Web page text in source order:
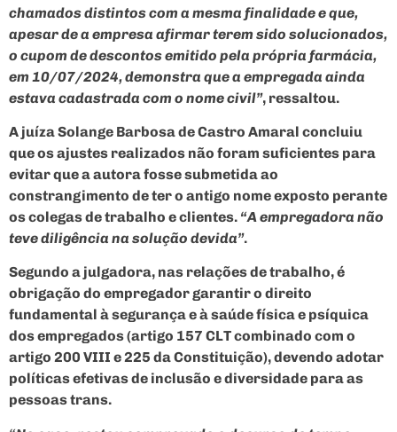
chamados distintos com a mesma finalidade e que,
apesar de a empresa afirmar terem sido solucionados,
o cupom de descontos emitido pela própria farmácia,
em 10/07/2024, demonstra que a empregada ainda
estava cadastrada com o nome civil”, ressaltou.
A juíza Solange Barbosa de Castro Amaral concluiu
que os ajustes realizados não foram suficientes para
evitar que a autora fosse submetida ao
constrangimento de ter o antigo nome exposto perante
os colegas de trabalho e clientes. “A empregadora não
teve diligência na solução devida”.
Segundo a julgadora, nas relações de trabalho, é
obrigação do empregador garantir o direito
fundamental à segurança e à saúde física e psíquica
dos empregados (artigo 157 CLT combinado com o
artigo 200 VIII e 225 da Constituição), devendo adotar
políticas efetivas de inclusão e diversidade para as
pessoas trans.